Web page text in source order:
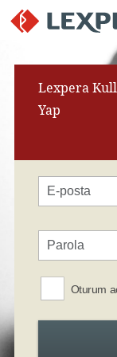
Lexpera
Yap
Oturum